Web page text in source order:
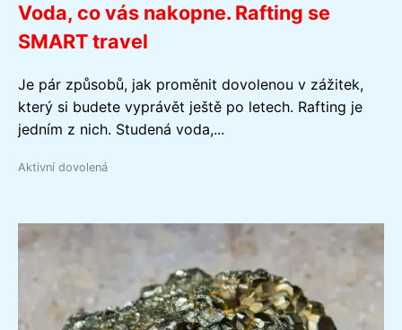
Voda, co vás nakopne. Rafting se
SMART travel
Je pár způsobů, jak proměnit dovolenou v zážitek,
který si budete vyprávět ještě po letech. Rafting je
jedním z nich. Studená voda,...
Aktivní dovolená